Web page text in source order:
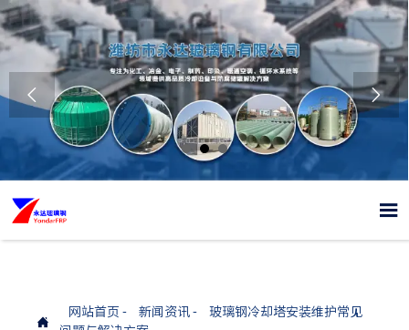
 


网站首页 - 新闻资讯-
玻璃钢冷却塔安装维护常见